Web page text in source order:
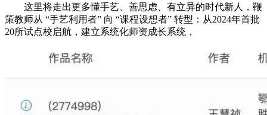
这里将走出更多懂手艺、善思虑、有立异的时代新人，鞭
策教师从 “手艺利用者” 向 “课程设想者” 转型：从2024年首批
20所试点校启航，建立系统化师资成长系统，